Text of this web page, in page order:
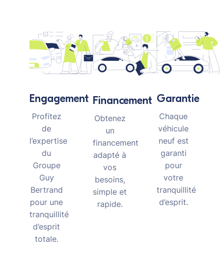
Engagement
Profitez
de
l’expertise
du
Groupe
Guy
Bertrand
pour une
tranquillité
d’esprit
totale.
Financement
Obtenez
un
financement
adapté à
vos
besoins,
simple et
rapide.
Garantie
Chaque
véhicule
neuf est
garanti
pour
votre
tranquillité
d’esprit.